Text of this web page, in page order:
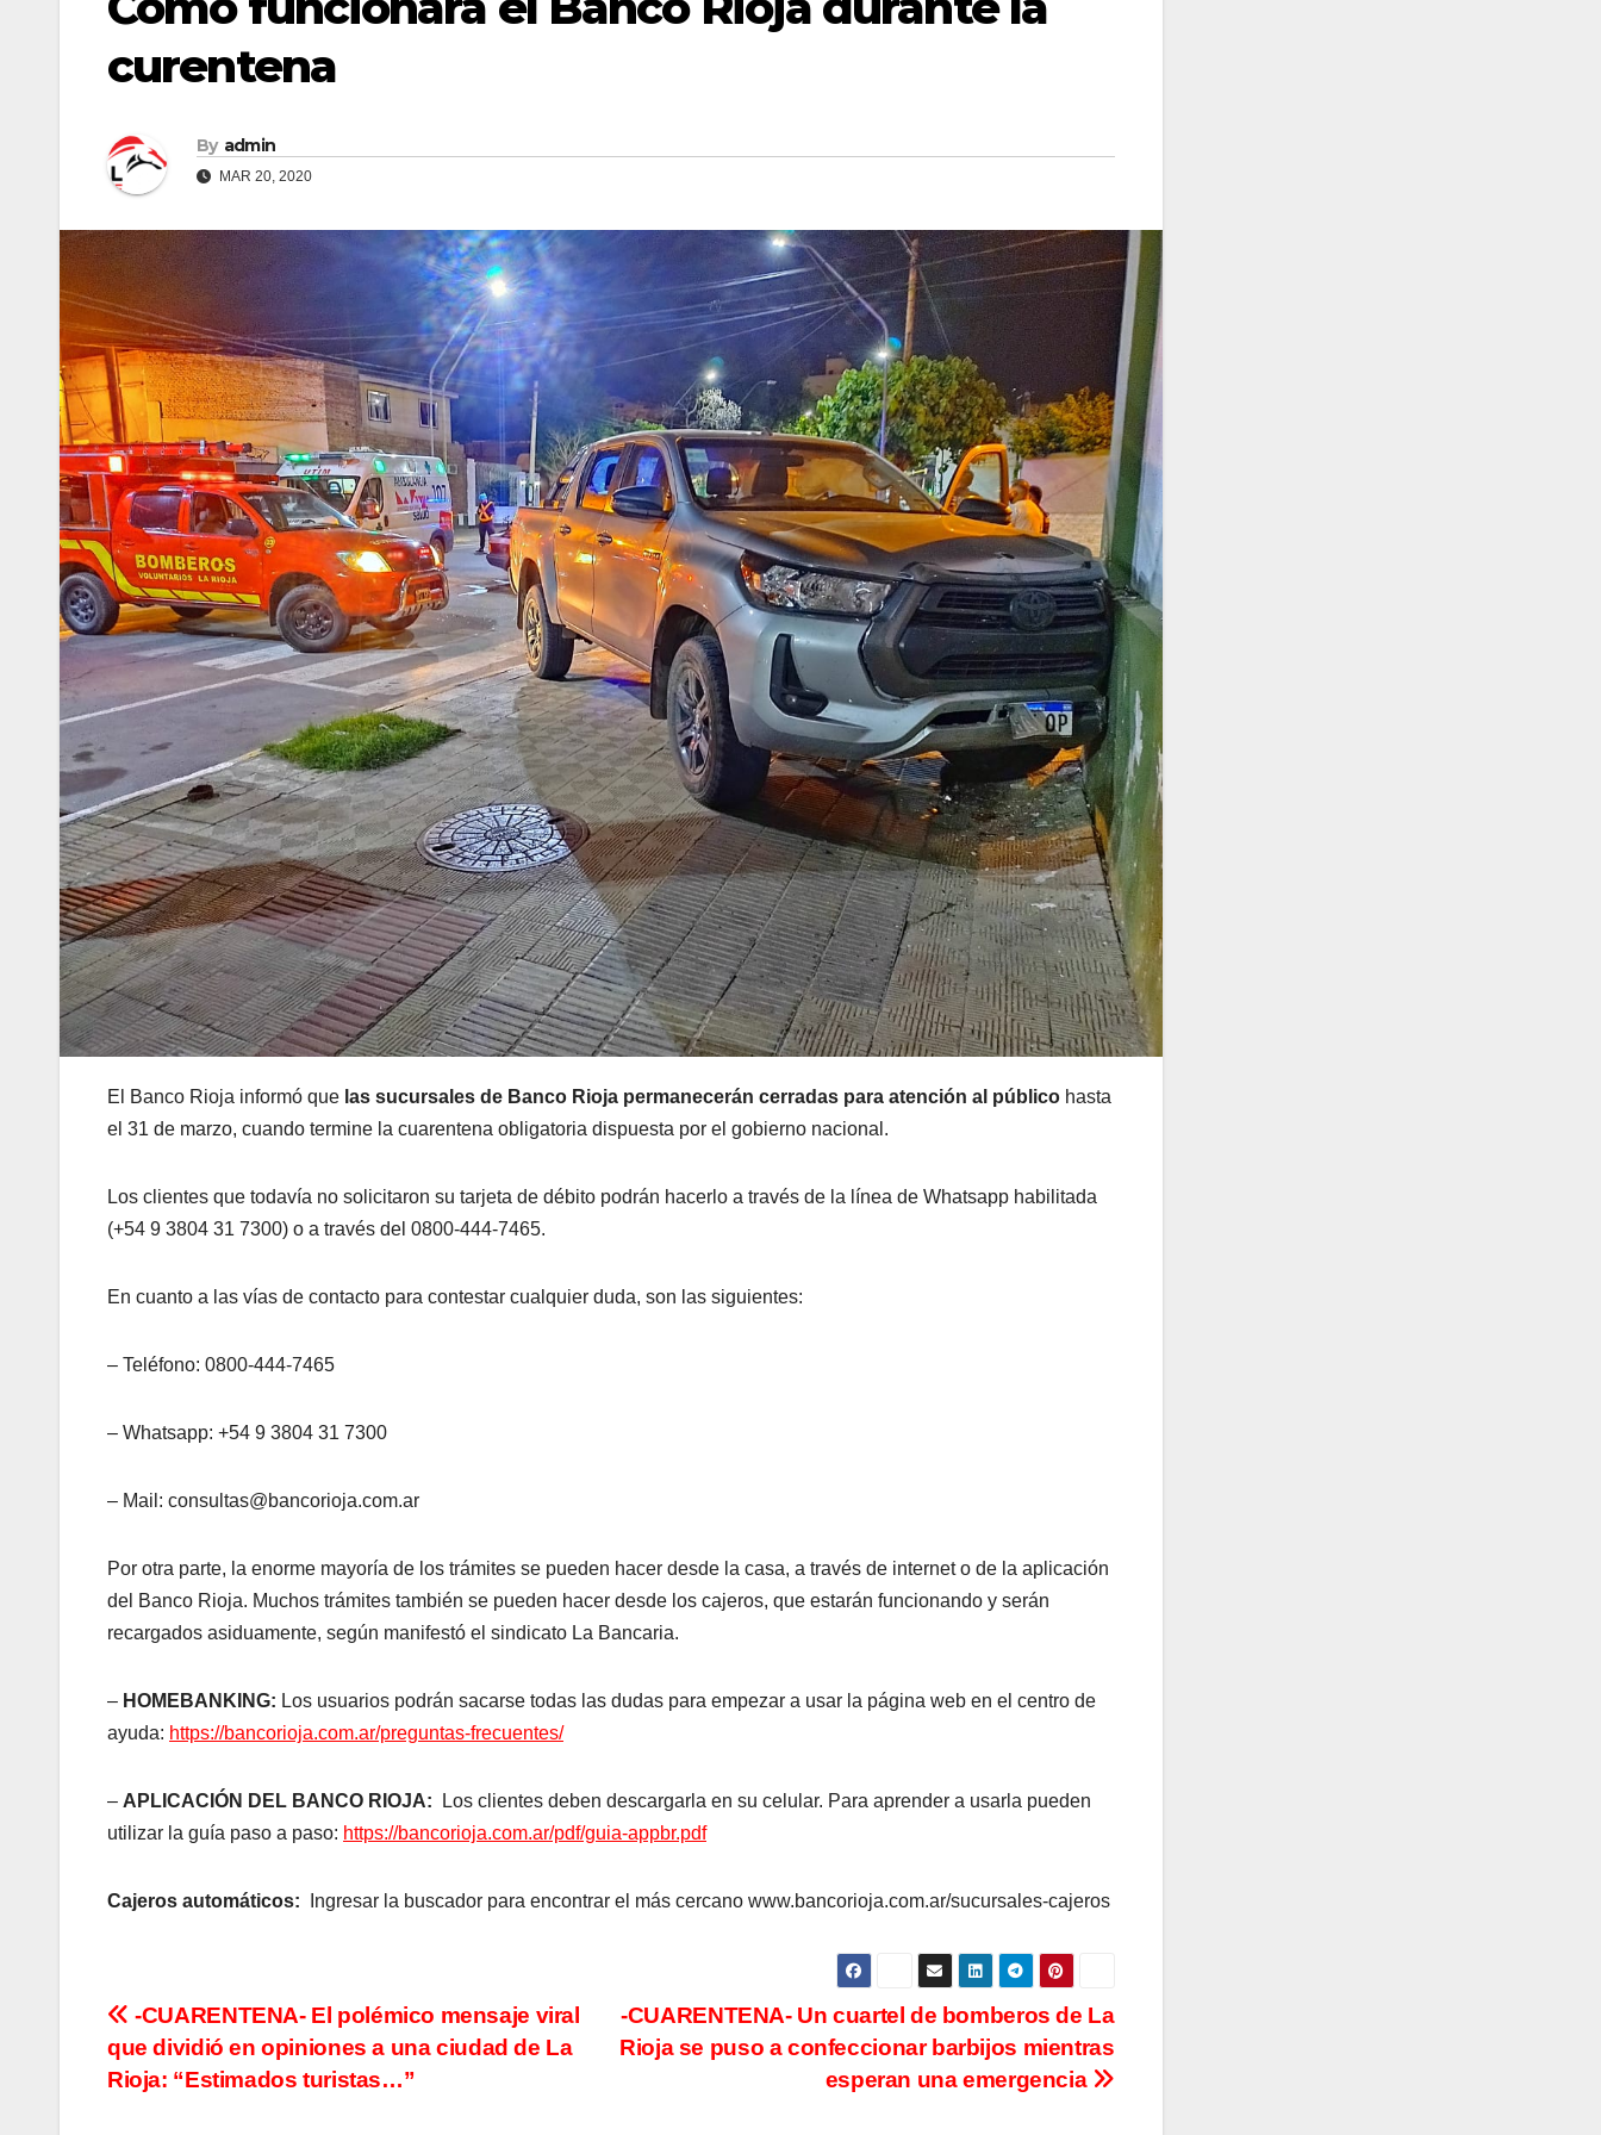
curentena
By admin
MAR 20, 2020
El Banco Rioja informó que las sucursales de Banco Rioja permanecerán cerradas para atención al público hasta
el 31 de marzo, cuando termine la cuarentena obligatoria dispuesta por el gobierno nacional.
Los clientes que todavía no solicitaron su tarjeta de débito podrán hacerlo a través de la línea de Whatsapp habilitada
(+54 9 3804 31 7300) o a través del 0800-444-7465.
En cuanto a las vías de contacto para contestar cualquier duda, son las siguientes:
– Teléfono: 0800-444-7465
– Whatsapp: +54 9 3804 31 7300
– Mail: consultas@bancorioja.com.ar
Por otra parte, la enorme mayoría de los trámites se pueden hacer desde la casa, a través de internet o de la aplicación
del Banco Rioja. Muchos trámites también se pueden hacer desde los cajeros, que estarán funcionando y serán
recargados asiduamente, según manifestó el sindicato La Bancaria.
– HOMEBANKING: Los usuarios podrán sacarse todas las dudas para empezar a usar la página web en el centro de
ayuda: https://bancorioja.com.ar/preguntas-frecuentes/
– APLICACIÓN DEL BANCO RIOJA: Los clientes deben descargarla en su celular. Para aprender a usarla pueden
utilizar la guía paso a paso: https://bancorioja.com.ar/pdf/guia-appbr.pdf
Cajeros automáticos: Ingresar la buscador para encontrar el más cercano www.bancorioja.com.ar/sucursales-cajeros
N
a
-CUARENTENA- Un cuartel de bomberos de La
Rioja se puso a confeccionar barbijos mientras
esperan una emergencia
-CUARENTENA- El polémico mensaje viral
que dividió en opiniones a una ciudad de La
Rioja: “Estimados turistas…”